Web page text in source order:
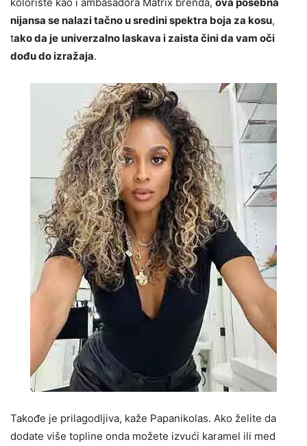
nijansa se nalazi tačno u sredini spektra boja za kosu,
tako da je univerzalno laskava i zaista čini da vam oči
dođu do izražaja.
Takođe je prilagodljiva, kaže Papanikolas. Ako želite da
dodate više topline onda možete izvući karamel ili med